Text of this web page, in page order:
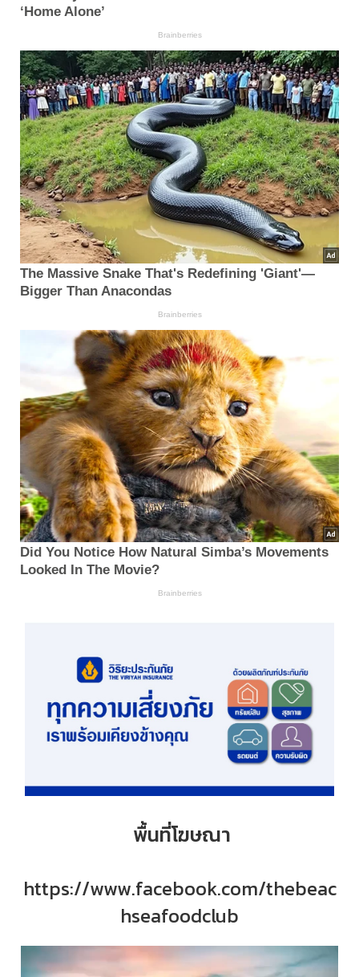
พื้นที่โฆษณา
https://www.facebook.com/thebeac
hseafoodclub